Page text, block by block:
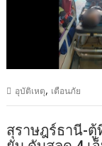
อุบัติเหตุ, เตือนภัย
สุราษฎร์ธานี-